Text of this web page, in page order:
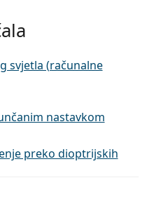
svjetla (računalne
nastavkom
preko dioptrijskih